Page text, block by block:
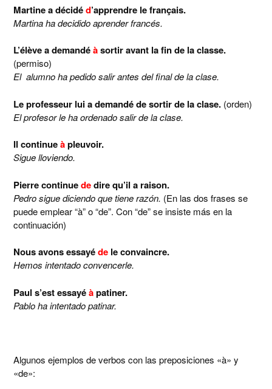
Martine a décidéd’apprendre le français.
Martina ha decidido aprender francés.
L’élève a demandéàsortir avant la fin de la classe.
(permiso)
El alumno ha pedido salir antes del final de la clase.
Le professeur lui a demandé de sortir de la clase. (orden)
El profesor le ha ordenado salir de la clase.
Il continueàpleuvoir.
Sigue lloviendo.
Pierre continuededire qu’il a raison.
Pedro sigue diciendo que tiene razón. (En las dos frases se
puede emplear “à” o “de”. Con “de” se insiste más en la
continuación)
Nous avons essayéde le convaincre.
Hemos intentado convencerle.
Paul s’est essayéàpatiner.
Pablo ha intentado patinar.
Algunos ejemplos de verbos con las preposiciones «à» y
«de»: